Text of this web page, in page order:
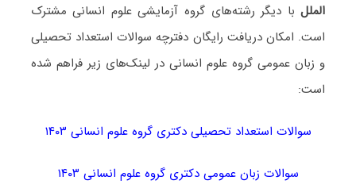
المللبا دیگر رشته‌های گروه آزمایشی علوم انسانی مشترک
است. امکان دریافت رایگان دفترچه سوالات استعداد تحصیلی
و زبان عمومی گروه علوم انسانی در لینک‌های زیر فراهم شده
است:
سوالات استعداد تحصیلی دکتری گروه علوم انسانی ۱۴۰۳
سوالات زبان عمومی دکتری گروه علوم انسانی ۱۴۰۳